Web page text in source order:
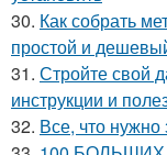
30. Как собрать
простой и
31. Стройте свой
инструкции и
32. Все, что нужно